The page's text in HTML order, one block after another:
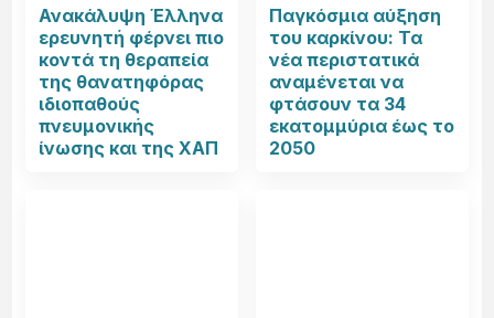
Ανακάλυψη Έλληνα
ερευνητή φέρνει πιο
κοντά τη θεραπεία
της θανατηφόρας
ιδιοπαθούς
πνευμονικής
ίνωσης και της ΧΑΠ
Παγκόσμια αύξηση
του καρκίνου: Τα
νέα περιστατικά
αναμένεται να
φτάσουν τα 34
εκατομμύρια έως το
2050